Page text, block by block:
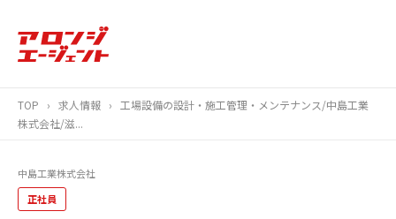
TOP › 求人情報 › 工場設備の設計・施工管理・メンテナンス/中島工業
株式会社/滋...
中島工業株式会社
正社員